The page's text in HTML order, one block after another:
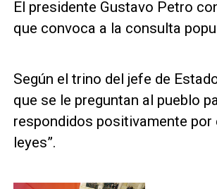
El presidente Gustavo Petro
que convoca a la consulta
Según el trino del jefe de
que se le preguntan al pueblo
respondidos positivamente
leyes”.